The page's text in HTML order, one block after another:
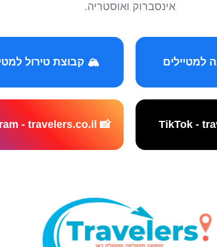
אינסברוק ואוסטריה.
🏔️ קבוצת טירול
📸 Instagram - travelers.co.il